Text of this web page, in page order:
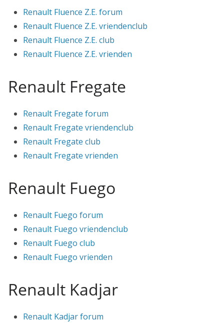
Renault Fluence Z.E. forum
Renault Fluence Z.E. vriendenclub
Renault Fluence Z.E. club
Renault Fluence Z.E. vrienden
Renault Fregate
Renault Fregate forum
Renault Fregate vriendenclub
Renault Fregate club
Renault Fregate vrienden
Renault Fuego
Renault Fuego forum
Renault Fuego vriendenclub
Renault Fuego club
Renault Fuego vrienden
Renault Kadjar
Renault Kadjar forum